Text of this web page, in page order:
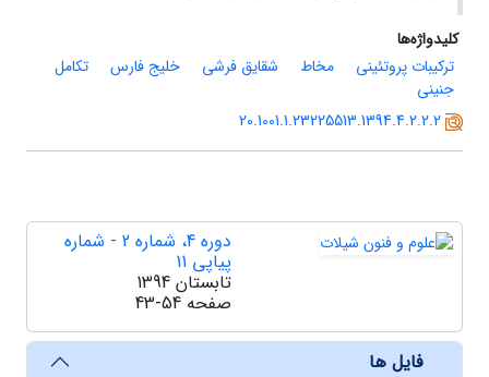
کلیدواژه‌ها
ترکیبات پروتئینی
مخاط شقایق فرشی خلیج فارس
تکامل
جنینی
20.1001.1.23225513.1394.4.2.2.2
دوره 4، شماره 2 - شماره
پیاپی 11
تابستان 1394
صفحه 43-54
فایل ها